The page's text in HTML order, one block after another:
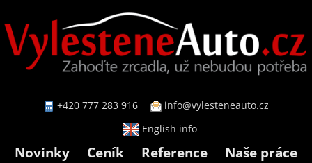
+420 777 283 916
info@vylesteneauto.cz
English info
Novinky Ceník Reference
Naše práce